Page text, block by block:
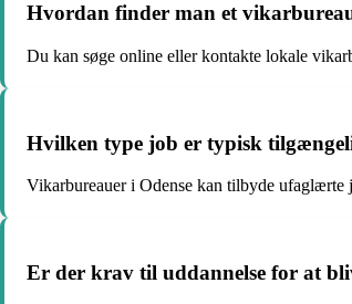
Hvordan finder man et
Du kan søge online eller kontakte lokale
Hvilken type job er typisk
Vikarbureauer i Odense kan tilbyde ufaglærte
Er der krav til uddannelse for at